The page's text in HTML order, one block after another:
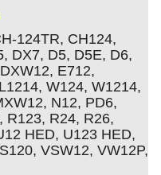
124TR, CH124,
DX7, D5, D5E, D6,
E712,
W124, W1214,
N12, PD6,
R123, R24, R26,
HED, U123 HED,
VSW12, VW12P,